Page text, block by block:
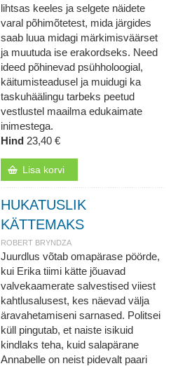
lihtsas keeles ja selgete näidete
varal põhimõtetest, mida järgides
saab luua midagi märkimisväärset
ja muutuda ise erakordseks. Need
ideed põhinevad psühholoogial,
käitumisteadusel ja muidugi ka
taskuhäälingu tarbeks peetud
vestlustel maailma edukaimate
inimestega.
Hind 23,40 €
Lisa korvi
HUKATUSLIK
KÄTTEMAKS
ROBERT BRYNDZA
Juurdlus võtab omapärase pöörde,
kui Erika tiimi kätte jõuavad
valvekaamerate salvestised viiest
kahtlusalusest, kes näevad välja
äravahetamiseni sarnased. Politsei
küll pingutab, et naiste isikuid
kindlaks teha, kuid salapärane
Annabelle on neist pidevalt paari